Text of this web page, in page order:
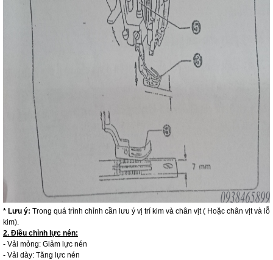
* Lưu ý: Trong quá trình chỉnh cần lưu ý vị trí kim và chân vịt ( Hoặc chân vịt và lỗ
kim).
2. Điều chỉnh lực nén:
- Vải mỏng: Giảm lực nén
- Vải dày: Tăng lực nén